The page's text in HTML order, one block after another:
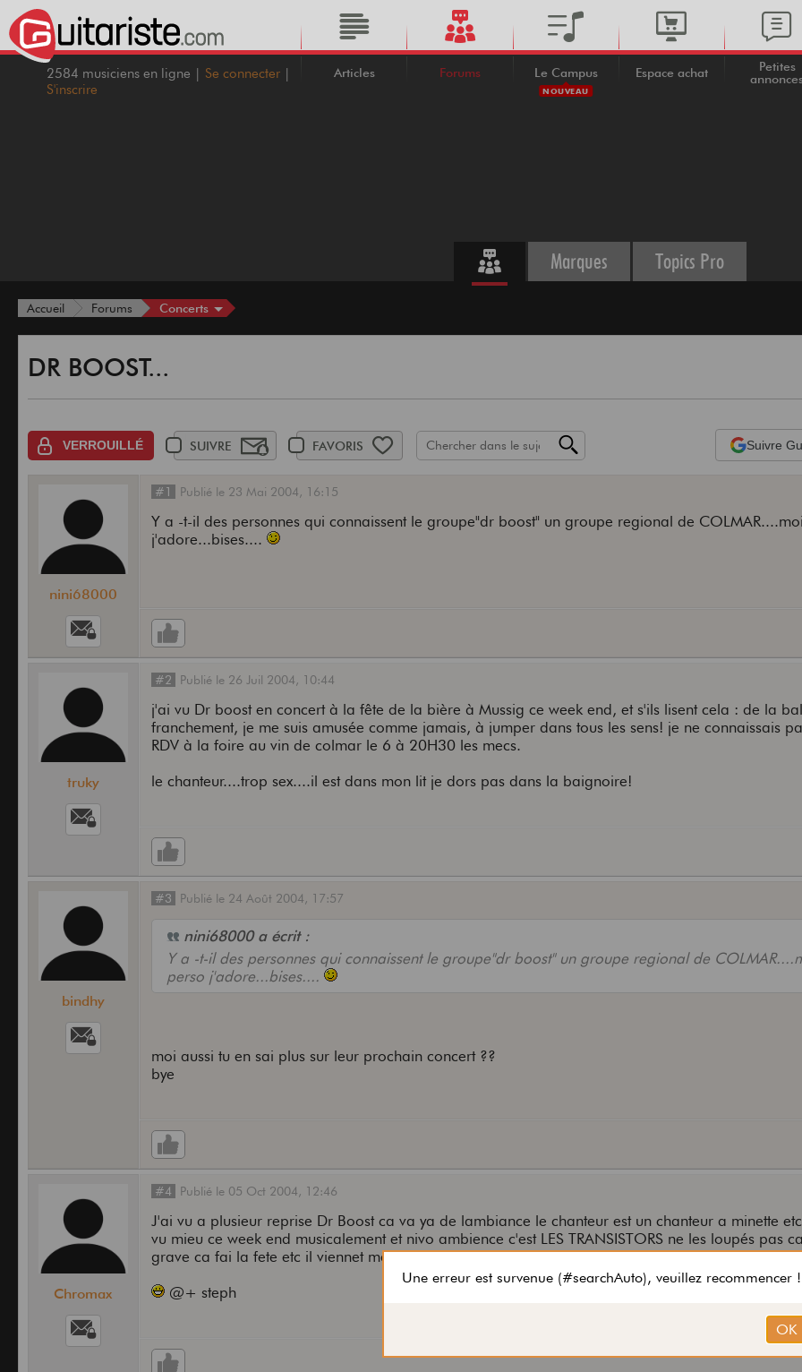
2584 musiciens en ligne | Se connecter |
S'inscrire
Articles Forums Le Campus
NOUVEAU
Espace achat
Petites
Marques Topics Pro
Accueil Forums Concerts
DR BOOST...
VERROUILLÉ SUIVRE FAVORIS Suivre
nini68000
#1 Publié le 23 Mai 2004, 16:15
Y a -t-il des personnes qui connaissent le groupe"dr boost" un groupe regional de
j'adore...bises....
truky
#2 Publié le 26 Juil 2004, 10:44
j'ai vu Dr boost en concert à la fête de la bière à Mussig ce week end, et s'ils lisent cela : de la
franchement, je me suis amusée comme jamais, à jumper dans tous les sens! je ne connaissais
RDV à la foire au vin de colmar le 6 à 20H30 les mecs.
le chanteur....trop sex....il est dans mon lit je dors pas dans la baignoire!
bindhy
#3 Publié le 24 Août 2004, 17:57
nini68000 a écrit :
Y a -t-il des personnes qui connaissent le groupe"dr boost" un groupe regional de
perso j'adore...bises....
moi aussi tu en sai plus sur leur prochain concert ??
bye
Chromax
#4 Publié le 05 Oct 2004, 12:46
J'ai vu a plusieur reprise Dr Boost ca va ya de lambiance le chanteur est un chanteur a minette
vu mieu ce week end musicalement et nivo ambience c'est LES TRANSISTORS ne les loupés pas
grave ca fai la fete etc il viennet meme deguisé sur scene sur la fin de la balle quoi
@+ steph